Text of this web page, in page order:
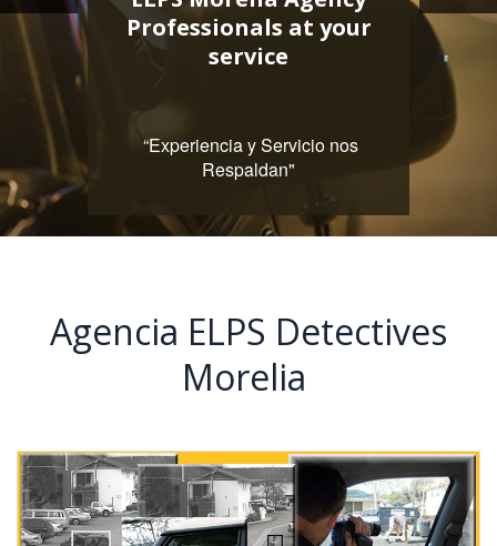
Qualified Researchers
and TechniciansReliable
and Discreet Services
“Experiencia y Servicio nos
Respaldan"
Agencia ELPS Detectives
Morelia